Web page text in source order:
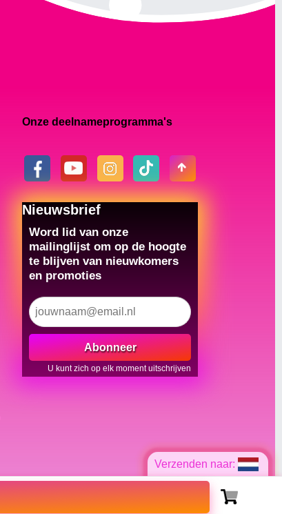
Verzenden naar:
Onze deelnameprogramma's
Nieuwsbrief
Word lid van onze
mailinglijst om op de hoogte
te blijven van nieuwkomers
en promoties
Abonneer
U kunt zich op elk moment uitschrijven